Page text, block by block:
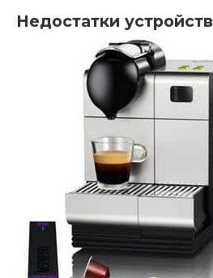
Недостатки устройств